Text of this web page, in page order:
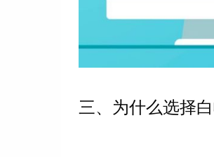
三、为什么选择